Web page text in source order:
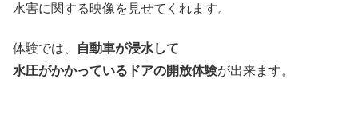
水害に関する映像を見せてくれます。
体験では、
自動車が浸水して
水圧がかかっているドアの開放体験が出来ます。